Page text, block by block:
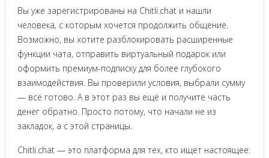
Вы уже зарегистрированы на Chitli.chat и нашли
человека, с которым хочется продолжить общение.
Возможно, вы хотите разблокировать расширенные
функции чата, отправить виртуальный подарок или
оформить премиум-подписку для более глубокого
взаимодействия. Вы проверили условия, выбрали сумму
— всё готово. А в этот раз вы ещё и получите часть
денег обратно. Просто потому, что начали не из
закладок, а с этой страницы.
Chitli.chat — это платформа для тех, кто ищет настоящее: